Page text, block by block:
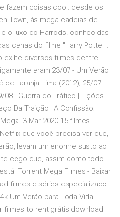
fazem coisas cool. desde os
Town, às mega cadeias de
o luxo do Harrods. conhecidas
cenas do filme "Harry Potter".
exibe diversos filmes dentre
eram 23/07 - Um Verão
de Laranja Lima (2012); 25/07
08 - Guerra do Tráfico | Lições
Da Traição | A Confissão;
3 Mar 2020 15 filmes
que você precisa ver que,
levam um enorme susto ao
cego que, assim como todo
Torrent Mega Filmes - Baixar
filmes e séries especializado
Um Verão para Toda Vida.
filmes torrent grátis download